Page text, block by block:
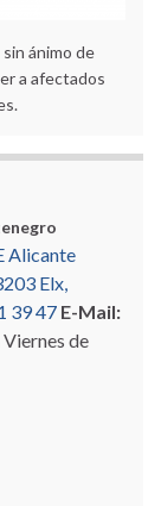
ánimo de
a afectados
Alicante
Elx,
39 47 E-Mail:
Viernes de